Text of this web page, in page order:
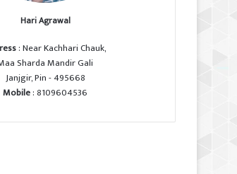
Hari Agrawal
: Near Kachhari Chauk,
Sharda Mandir Gali
Janjgir, Pin - 495668
Mobile: 8109604536